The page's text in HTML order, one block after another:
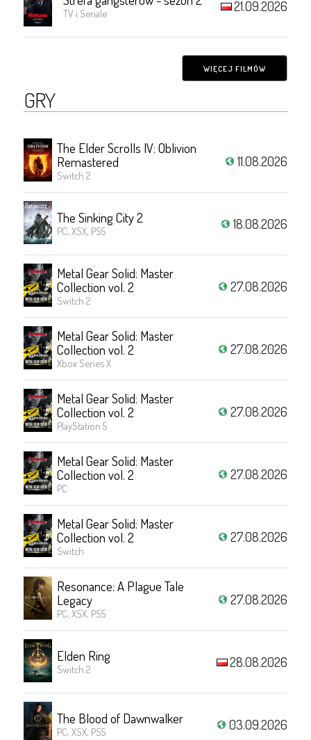
TV i Seriale 21.09.2026
WIĘCEJ FILMÓW
GRY
The Elder Scrolls IV: Oblivion
Remastered
Switch 2
11.08.2026
The Sinking City 2
PC, XSX, PS5 18.08.2026
Metal Gear Solid: Master
Collection vol. 2
Switch 2
27.08.2026
Metal Gear Solid: Master
Collection vol. 2
Xbox Series X
27.08.2026
Metal Gear Solid: Master
Collection vol. 2
PlayStation 5
27.08.2026
Metal Gear Solid: Master
Collection vol. 2
PC
27.08.2026
Metal Gear Solid: Master
Collection vol. 2
Switch
27.08.2026
Resonance: A Plague Tale
Legacy
PC, XSX, PS5
27.08.2026
Elden Ring
Switch 2 28.08.2026
The Blood of Dawnwalker
PC, XSX, PS5 03.09.2026